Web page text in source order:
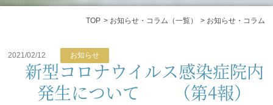
TOP お知らせ・コラム（一覧） お知らせ・コラム
2021/02/12 お知らせ
新型コロナウイルス感染症院内
発生について （第4報）